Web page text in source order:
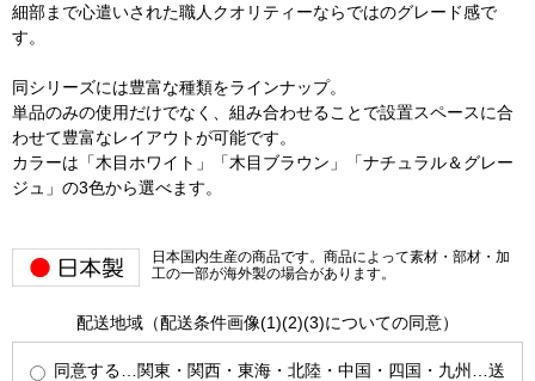
細部まで心遣いされた職人クオリティーならではのグレード感で
す。
同シリーズには豊富な種類をラインナップ。
単品のみの使用だけでなく、組み合わせることで設置スペースに合
わせて豊富なレイアウトが可能です。
カラーは「木目ホワイト」「木目ブラウン」「ナチュラル＆グレー
ジュ」の3色から選べます。
日本国内生産の商品です。商品によって素材・部材・加
工の一部が海外製の場合があります。
配送地域（配送条件画像(1)(2)(3)についての同意）
同意する…関東・関西・東海・北陸・中国・四国・九州…送